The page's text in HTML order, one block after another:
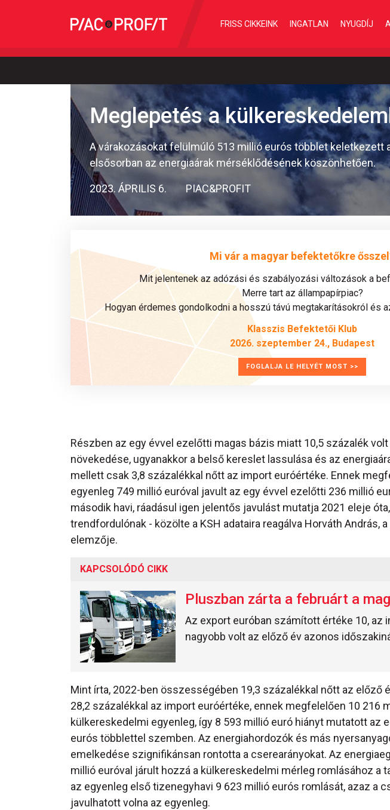
FRISS CIKKEINK INGATLAN NYUGDÍJ
Meglepetés a
A várakozásokat felülmúló 513 millió eurós többlet keletkezett
elsősorban az energiaárak mérséklődésének köszönhetően.
2023. ÁPRILIS 6. PIAC&PROFIT
Mi vár a magyar befektetőkre
Mit jelentenek az adózási és szabályozási változások a
Merre tart az állampapírpiac?
Hogyan érdemes gondolkodni a hosszú távú megtakarításokról és
Klasszis Befektetői Klub
2026. szeptember 24., Budapest
FOGLALJA LE HELYÉT MOST >>
Részben az egy évvel ezelőtti magas bázis miatt 10,5 százalék
növekedése, ugyanakkor a belső kereslet lassulása és az
mellett csak 3,8 százalékkal nőtt az import euróértéke. Ennek
egyenleg 749 millió euróval javult az egy évvel ezelőtti 236 millió
második havi, ráadásul igen jelentős javulást mutatja 2021 eleje
trendfordulónak - közölte a KSH adataira reagálva Horváth András,
elemzője.
KAPCSOLÓDÓ CIKK
Pluszban zárta a februárt a
Az export euróban számított értéke 10, az
nagyobb volt az előző év azonos
Mint írta, 2022-ben összességében 19,3 százalékkal nőtt az előző
28,2 százalékkal az import euróértéke, ennek megfelelően 10 216
külkereskedelmi egyenleg, így 8 593 millió euró hiányt mutatott az
eurós többlettel szemben. Az energiahordozók és más
emelkedése szignifikánsan rontotta a cserearányokat. Az
millió euróval járult hozzá a külkereskedelmi mérleg romlásához a
az egyenleg első tizenegyhavi 9 623 millió eurós romlását, azaz a
javulhatott volna az egyenleg.